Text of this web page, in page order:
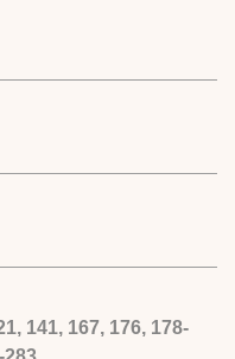
141, 167, 176, 178-